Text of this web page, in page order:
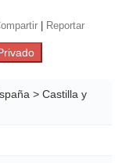
Reportar
> Castilla y